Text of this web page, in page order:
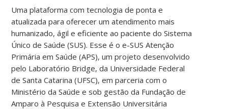
Uma plataforma com tecnologia de ponta e
atualizada para oferecer um atendimento mais
humanizado, ágil e eficiente ao paciente do Sistema
Único de Saúde (SUS). Esse é o e-SUS Atenção
Primária em Saúde (APS), um projeto desenvolvido
pelo Laboratório Bridge, da Universidade Federal
de Santa Catarina (UFSC), em parceria com o
Ministério da Saúde e sob gestão da Fundação de
Amparo à Pesquisa e Extensão Universitária